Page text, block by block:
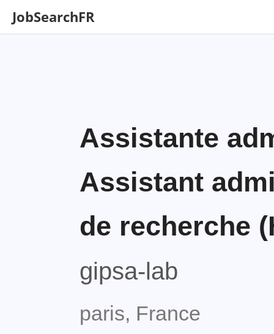
JobSearchFR
Assistante
Assistant
de recherche
gipsa-lab
paris, France